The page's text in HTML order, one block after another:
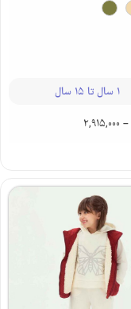
1 سال تا 15 سال
–
2,915,000